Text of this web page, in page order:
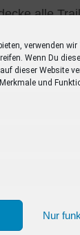
verwenden
Wenn Du
dieser Website
und
Nur
alle
Liste!